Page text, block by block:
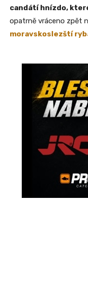
candátí hnízdo,
opatrně vráceno zpět
moravskoslezští